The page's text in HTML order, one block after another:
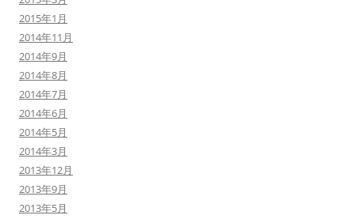
2015年1月
2014年11月
2014年9月
2014年8月
2014年7月
2014年6月
2014年5月
2014年3月
2013年12月
2013年9月
2013年5月